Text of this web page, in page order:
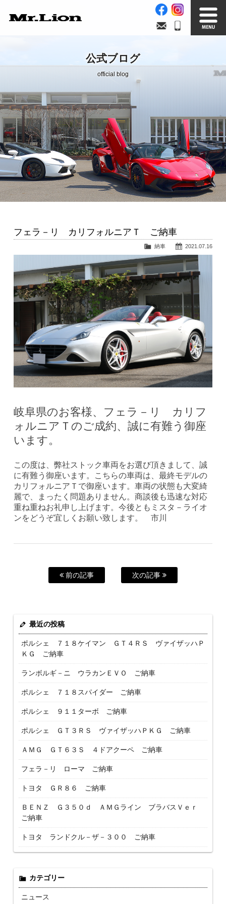
在庫車情報 買取無料査定
Factory
自社工場 サービス案内
Official Blog
公式ブログ
Company info.
会社案内
公式ブログ
official blog
フェラ－リ カリフォルニアＴ ご納車
2021.07.16
納車
岐阜県のお客様、フェラ－リ カリフ
ォルニアＴのご成約、誠に有難う御座
います。
この度は、弊社ストック車両をお選び頂きまして、誠
に有難う御座います。こちらの車両は、最終モデルの
カリフォルニアＴで御座います。車両の状態も大変綺
麗で、まったく問題ありません。商談後も迅速な対応
重ね重ねお礼申し上げます。今後ともミスタ－ライオ
ンをどうぞ宜しくお願い致します。 市川
前の記事 次の記事
最近の投稿
ポルシェ ７１８ケイマン ＧＴ４ＲＳ ヴァイザッハＰ
ＫＧ ご納車
ランボルギ－ニ ウラカンＥＶＯ ご納車
ポルシェ ７１８スパイダー ご納車
ポルシェ ９１１ターボ ご納車
ポルシェ ＧＴ３ＲＳ ヴァイザッハＰＫＧ ご納車
ＡＭＧ ＧＴ６３Ｓ ４ドアクーペ ご納車
フェラ－リ ローマ ご納車
トヨタ ＧＲ８６ ご納車
ＢＥＮＺ Ｇ３５０ｄ ＡＭＧライン ブラバスＶｅｒ
ご納車
トヨタ ランドクル－ザ－３００ ご納車
カテゴリー
ニュース